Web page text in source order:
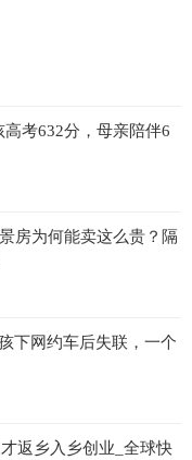
考632分，母亲陪伴6
房为何能卖这么贵？隔
下网约车后失联，一个
返乡入乡创业_全球快